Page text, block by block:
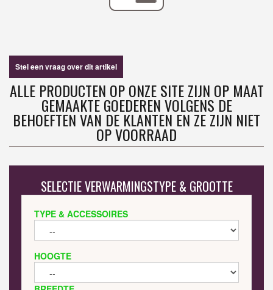
Stel een vraag over dit artikel
ALLE PRODUCTEN OP ONZE SITE ZIJN OP MAAT
GEMAAKTE GOEDEREN VOLGENS DE
BEHOEFTEN VAN DE KLANTEN EN ZE ZIJN NIET
OP VOORRAAD
SELECTIE VERWARMINGSTYPE & GROOTTE
TYPE & ACCESSOIRES
HOOGTE